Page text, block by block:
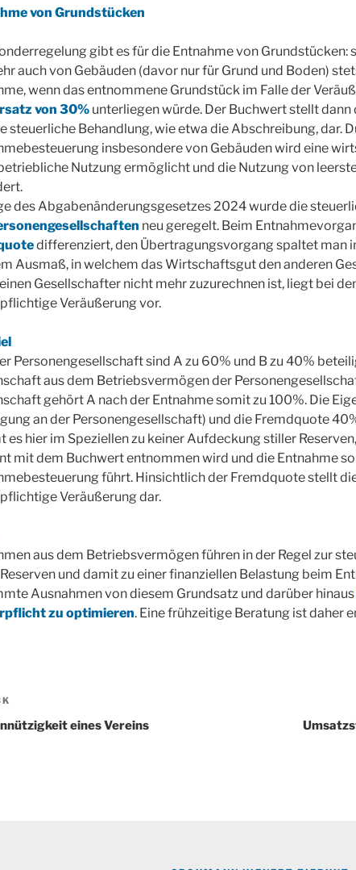
von Grundstücken
gibt es für die Entnahme von
auch von Gebäuden (davor nur für Grund und Boden)
wenn das entnommene Grundstück im Falle der
von 30% unterliegen würde. Der Buchwert stellt
steuerliche Behandlung, wie etwa die Abschreibung, dar.
insbesondere von Gebäuden wird eine
Nutzung ermöglicht und die Nutzung von
des Abgabenänderungsgesetzes 2024 wurde die
neu geregelt. Beim
differenziert, den Übertragungsvorgang spaltet man
Ausmaß, in welchem das Wirtschaftsgut den anderen
Gesellschafter nicht mehr zuzurechnen ist, liegt bei
Veräußerung vor.
Personengesellschaft sind A zu 60% und B zu 40%
aus dem Betriebsvermögen der
gehört A nach der Entnahme somit zu 100%. Die
an der Personengesellschaft) und die Fremdquote
es hier im Speziellen zu keiner Aufdeckung stiller
mit dem Buchwert entnommen wird und die Entnahme
führt. Hinsichtlich der Fremdquote stellt
Veräußerung dar.
aus dem Betriebsvermögen führen in der Regel zur
und damit zu einer finanziellen Belastung beim
Ausnahmen von diesem Grundsatz und darüber hinaus
zu optimieren. Eine frühzeitige Beratung ist daher
eines Vereins